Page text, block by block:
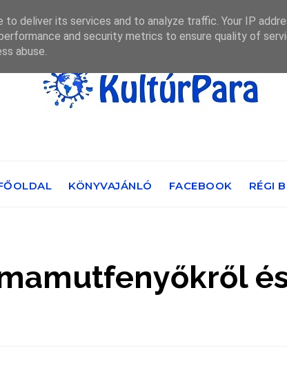
KÖNYVAJÁNLÓ FACEBOOK RÉGI
deliver its services and to analyze traffic. Your IP
and security metrics to ensure quality of
abuse.